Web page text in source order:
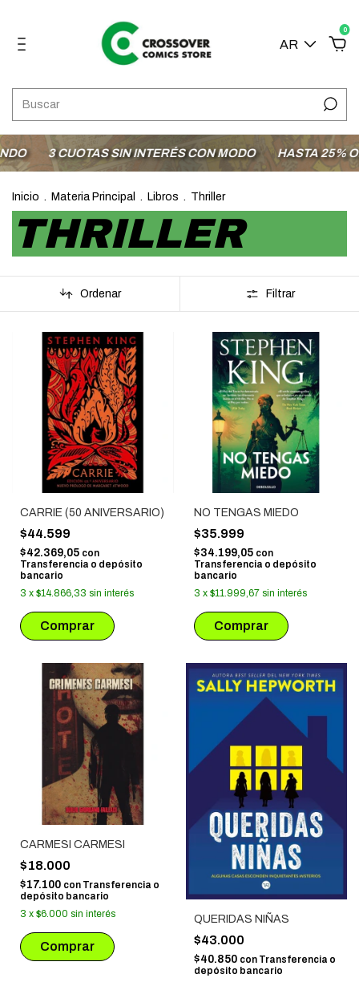
AR
0
3 CUOTAS SIN INTERÉS CON MODO HASTA 25% OFF
Inicio . Materia Principal . Libros . Thriller
THRILLER
Ordenar Filtrar
CARRIE (50 ANIVERSARIO)
$44.599
$42.369,05 con
Transferencia o depósito
bancario
3 x $14.866,33 sin interés
NO TENGAS MIEDO
$35.999
$34.199,05 con
Transferencia o depósito
bancario
3 x $11.999,67 sin interés
CARMESI CARMESI
$18.000
$17.100 con Transferencia o
depósito bancario
3 x $6.000 sin interés QUERIDAS NIÑAS
$43.000
$40.850 con Transferencia o
depósito bancario